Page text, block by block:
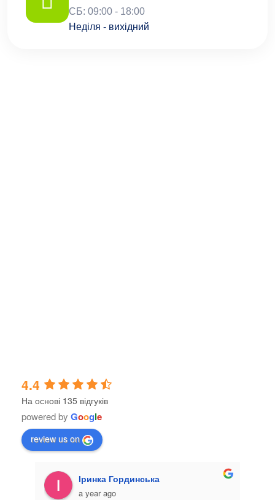
СБ: 09:00 - 18:00
Неділя - вихідний
4.4
На основі 135 відгуків
powered by Google
review us on
Іринка Гординська
a year ago